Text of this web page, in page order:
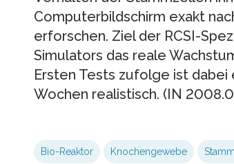
Computerbildschirm exakt
erforschen. Ziel der RCSI-
Simulators das reale
Ersten Tests zufolge ist dabei
Wochen realistisch. (IN
Bio-Reaktor Knochengewebe